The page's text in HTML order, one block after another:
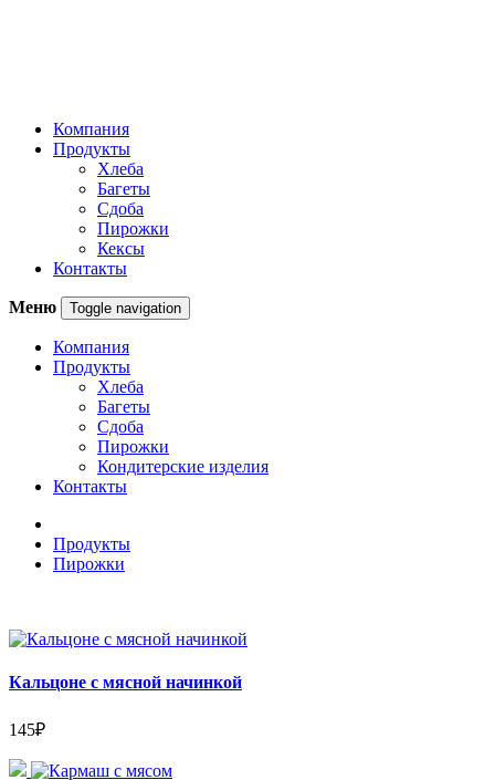
Компания
Продукты
Хлеба
Багеты
Сдоба
Пирожки
Кексы
Контакты
Меню Toggle navigation
Компания
Продукты
Хлеба
Багеты
Сдоба
Пирожки
Кондитерские изделия
Контакты
Продукты
Пирожки
Кальцоне с мясной начинкой
145₽